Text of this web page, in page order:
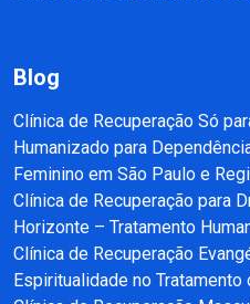
Blog
Clínica de Recuperação Só
Humanizado para
Feminino em São Paulo e
Clínica de Recuperação para
Horizonte – Tratamento
Clínica de Recuperação
Espiritualidade no